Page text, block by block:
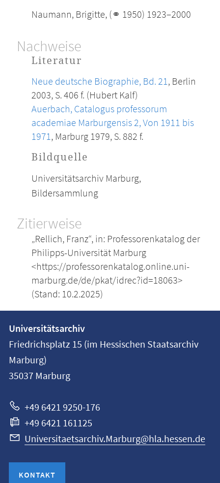
Naumann, Brigitte, (⚭ 1950) 1923–2000
Nachweise
Literatur
Neue deutsche Biographie, Bd. 21, Berlin
2003, S. 406 f. (Hubert Kalf)
Auerbach, Catalogus professorum
academiae Marburgensis 2, Von 1911 bis
1971, Marburg 1979, S. 882 f.
Bildquelle
Universitätsarchiv Marburg,
Bildersammlung
Zitierweise
„Rellich, Franz“, in: Professorenkatalog der
Philipps-Universität Marburg
<https://professorenkatalog.online.uni-
marburg.de/de/pkat/idrec?id=18063>
(Stand: 10.2.2025)
Kontakt
und
Informationen
zur
Website
der
Universität
Marburg
Universitätsarchiv
Friedrichsplatz 15 (im Hessischen Staatsarchiv
Marburg)
35037 Marburg
+49 6421 9250-176
+49 6421 161125
Universitaetsarchiv.Marburg@hla.hessen.de
KONTAKT